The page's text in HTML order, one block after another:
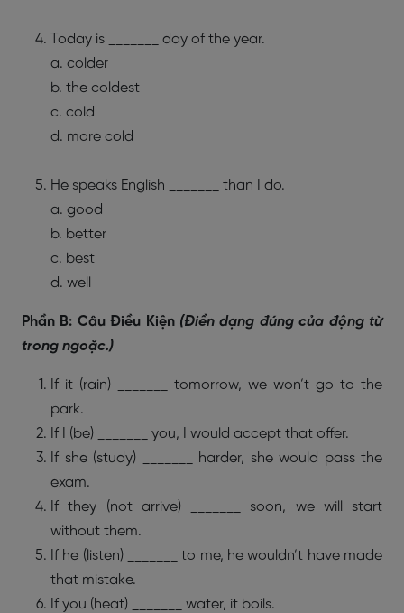
Today is _______ day of the year.
a. colder
b. the coldest
c. cold
d. more cold
He speaks English _______ than I do.
a. good
b. better
c. best
d. well
Phần B: Câu Điều Kiện (Điền dạng đúng của động từ
trong ngoặc.)
If it (rain) _______ tomorrow, we won’t go to the
park.
If I (be) _______ you, I would accept that offer.
If she (study) _______ harder, she would pass the
exam.
If they (not arrive) _______ soon, we will start
without them.
If he (listen) _______ to me, he wouldn’t have made
that mistake.
If you (heat) _______ water, it boils.